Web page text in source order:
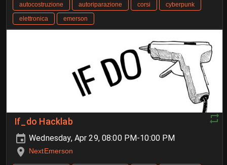
autocostruzione autoriparazione corsi
cyberpunk
elettronica
emerson
If_do Hacklab
Wednesday, Apr 29, 08:00 PM-10:00 PM
NextEmerson